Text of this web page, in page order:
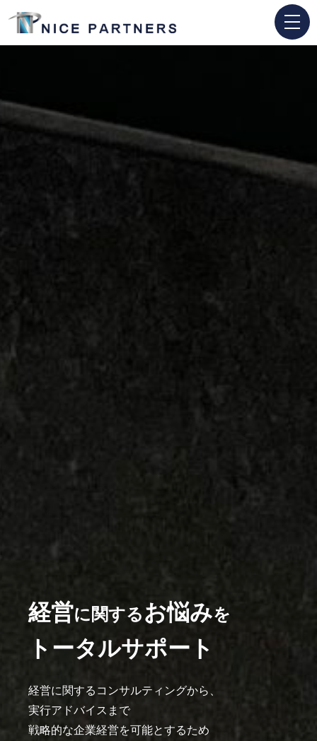
経営に関するお悩みを
トータルサポート
経営に関するコンサルティングから、
実⾏アドバイスまで
戦略的な企業経営を可能とするため